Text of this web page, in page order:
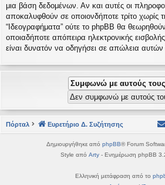
μια βάση δεδομένων. Αν και αυτές οι
αποκαλυφθούν σε οποιονδήποτε τρίτο χωρίς
“Ιδεογραφήματα” ούτε το phpBB θα
οποιαδήποτε απόπειρα ηλεκτρονικής
είναι δυνατόν να οδηγήσει σε απώλεια
Πόρταλ Ευρετήριο Δ. Συζήτησης
Δημιουργήθηκε από phpBB® Forum
Style από Arty- Ενημέρωση phpBB
Ελληνική μετάφραση από το